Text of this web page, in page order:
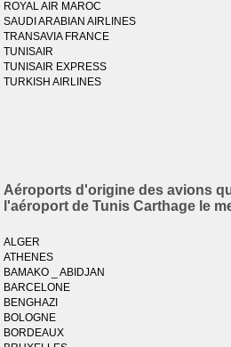
ROYAL AIR MAROC
SAUDI ARABIAN AIRLINES
TRANSAVIA FRANCE
TUNISAIR
TUNISAIR EXPRESS
TURKISH AIRLINES
Aéroports d'origine des avions
l'aéroport de Tunis Carthage le
ALGER
ATHENES
BAMAKO _ ABIDJAN
BARCELONE
BENGHAZI
BOLOGNE
BORDEAUX